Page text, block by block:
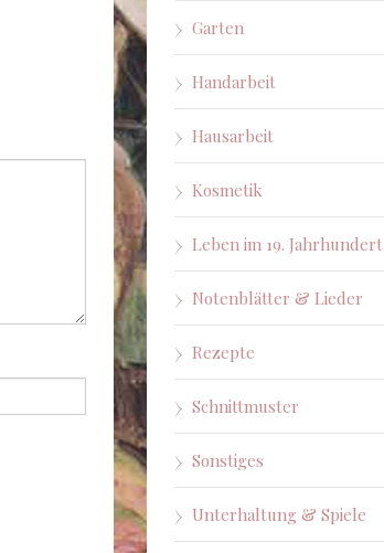
Garten
Handarbeit
Hausarbeit
Kosmetik
Leben im 19. Jahrhundert
Notenblätter & Lieder
Rezepte
Schnittmuster
Sonstiges
Unterhaltung & Spiele